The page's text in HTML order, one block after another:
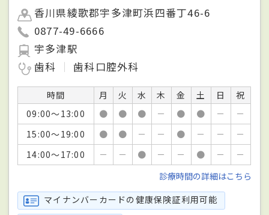
香川県綾歌郡宇多津町浜四番丁46-6
0877-49-6666
宇多津駅
歯科
歯科口腔外科
時間 月 火 水 木 金 土 日
祝
09:00～13:00
● ● ● － ● ● －
－
15:00～19:00
● ● － － ● － －
－
14:00～17:00
－ － ● － － ● －
－
診療時間の詳細はこちら
マイナンバーカードの健康保険証利用可能